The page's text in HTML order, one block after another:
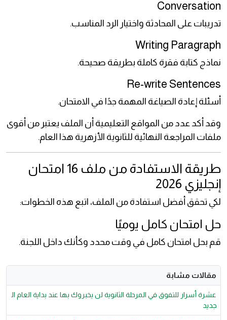
Conversation
تدريبات على المحادثة واختيار الرد المناسب.
Writing Paragraph
نماذج كتابة فقرة كاملة بطريقة صحيحة.
Re-write Sentences
أسئلة إعادة الصياغة المهمة جدًا في الامتحان.
وقد أكد عدد من المواقع التعليمية أن الملف يعتبر من أقوى
ملفات المراجعة النهائية للثانوية الأزهرية هذا العام.
طريقة الاستفادة من ملف 16 امتحان
إنجليزي 2026
لكي تحقق أفضل استفادة من الملف، اتبع هذه الخطوات:
حل امتحان كامل يوميًا
قم بحل امتحان كامل في وقت محدد وكأنك داخل اللجنة.
مقالات مشابة
عشرة أسرار للتفوق في المرحلة الثانوية لن يخبروك بها عند بداية العام ال
جديد